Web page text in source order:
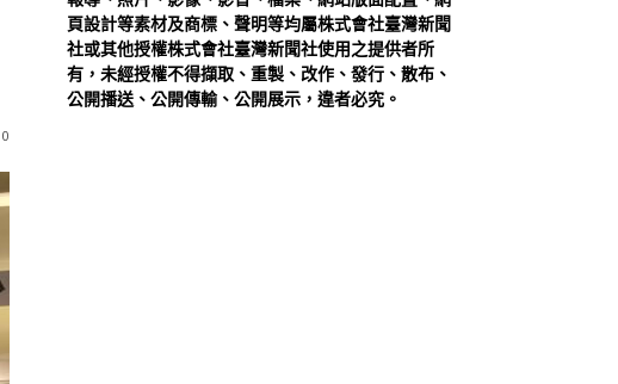
0
頁設計等素材及商標、聲明等均屬株式會社臺灣新聞
社或其他授權株式會社臺灣新聞社使用之提供者所
有，未經授權不得擷取、重製、改作、發行、散布、
公開播送、公開傳輸、公開展示，違者必究。